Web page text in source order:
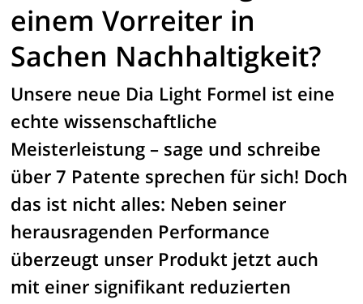
einem Vorreiter in
Sachen Nachhaltigkeit?
Unsere neue Dia Light Formel ist eine
echte wissenschaftliche
Meisterleistung – sage und schreibe
über 7 Patente sprechen für sich! Doch
das ist nicht alles: Neben seiner
herausragenden Performance
überzeugt unser Produkt jetzt auch
mit einer signifikant reduzierten